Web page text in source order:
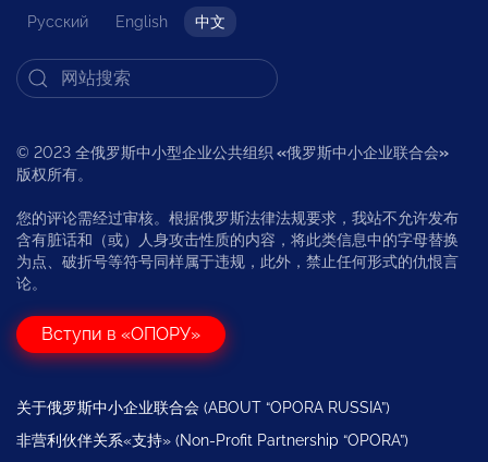
Русский English 中文
© 2023 全俄罗斯中小型企业公共组织 «俄罗斯中小企业联合会»
版权所有。
您的评论需经过审核。根据俄罗斯法律法规要求，我站不允许发布
含有脏话和（或）人身攻击性质的内容，将此类信息中的字母替换
为点、破折号等符号同样属于违规，此外，禁止任何形式的仇恨言
论。
Вступи в «ОПОРУ»
关于俄罗斯中小企业联合会 (ABOUT “OPORA RUSSIA”)
非营利伙伴关系«支持» (Non-Profit Partnership “OPORA”)